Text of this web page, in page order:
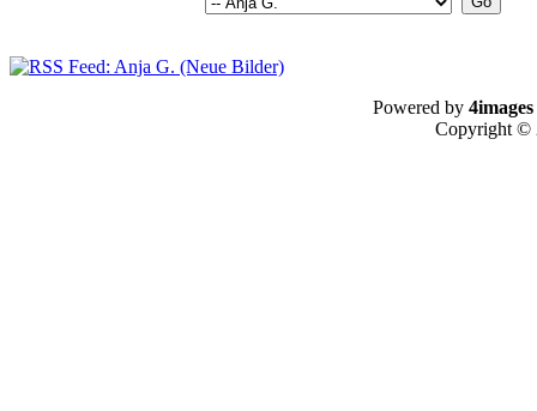
Powered by 4images
Copyright ©